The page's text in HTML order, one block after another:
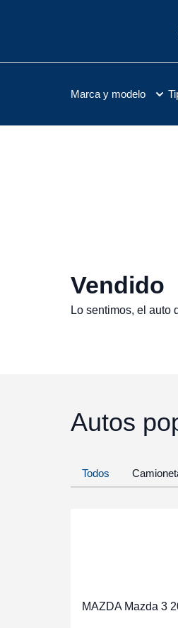
Marca y modelo
Vendido
Lo sentimos, el auto
Autos
Todos
MAZDA Mazda 3